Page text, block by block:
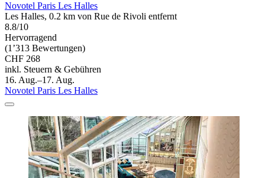
Novotel Paris Les Halles
Les Halles, 0.2 km von Rue de Rivoli entfernt
8.8/10
Hervorragend
(1’313 Bewertungen)
CHF 268
inkl. Steuern & Gebühren
16. Aug.–17. Aug.
Novotel Paris Les Halles